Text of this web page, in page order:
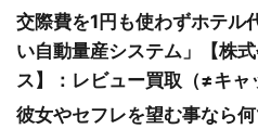
交際費を1円も使わずホテル
い自動量産システム」【株
ス】：レビュー買取（≠キャ
彼女やセフレを望む事なら